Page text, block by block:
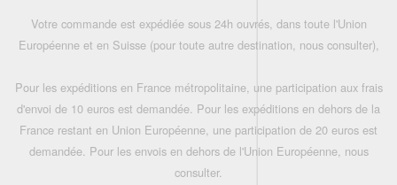
Votre commande est expédiée sous 24h ouvrés, dans toute l'Union
Européenne et en Suisse (pour toute autre destination, nous consulter),
Pour les expéditions en France métropolitaine, une participation aux frais
d'envoi de 10 euros est demandée. Pour les expéditions en dehors de la
France restant en Union Européenne, une participation de 20 euros est
demandée. Pour les envois en dehors de l'Union Européenne, nous
consulter.